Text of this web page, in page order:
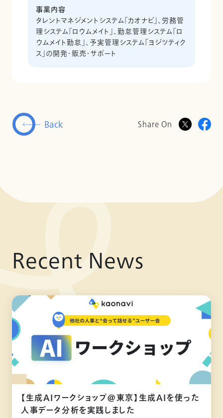
事業内容
タレントマネジメントシステム「カオナビ」、労務管
理システム「ロウムメイト」、勤怠管理システム「ロ
ウムメイト勤怠」、予実管理システム「ヨジツティク
ス」の開発・販売・サポート
Back Share On
Recent News
【生成AIワークショップ@東京】生成AIを使った
人事データ分析を実践しました